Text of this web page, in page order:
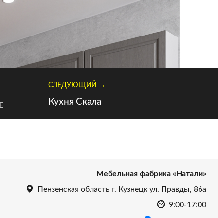
СЛЕДУЮЩИЙ →
Кухня Скала
Мебельная фабрика «Натали»
Пензенская область г. Кузнецк ул. Правды, 86а
9:00-17:00